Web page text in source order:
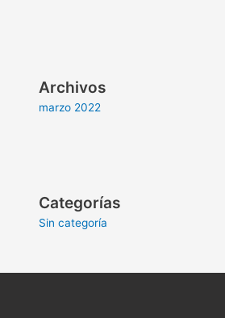
Archivos
marzo 2022
Categorías
Sin categoría